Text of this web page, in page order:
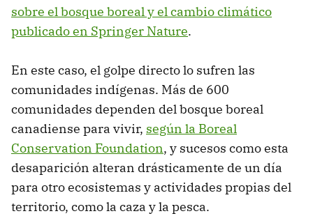
sobre el bosque boreal y el cambio climático
publicado en Springer Nature.
En este caso, el golpe directo lo sufren las
comunidades indígenas. Más de 600
comunidades dependen del bosque boreal
canadiense para vivir, según la Boreal
Conservation Foundation, y sucesos como esta
desaparición alteran drásticamente de un día
para otro ecosistemas y actividades propias del
territorio, como la caza y la pesca.